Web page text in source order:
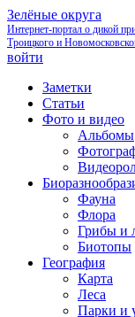
Зелёные округа
Интернет-портал о дикой
Троицкого и
войти
Заметки
Статьи
Фото и видео
Альбомы
Фауна
Флора
Грибы и
Биотопы
География
Карта
Леса
Парки и